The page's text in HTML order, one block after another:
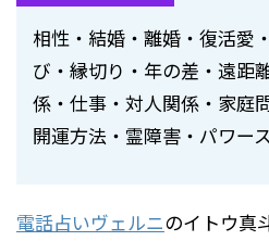
相性・結婚・離婚・復活愛
び・縁切り・年の差・遠距
係・仕事・対人関係・家庭
開運方法・霊障害・パワー
電話占いヴェルニのイトウ真